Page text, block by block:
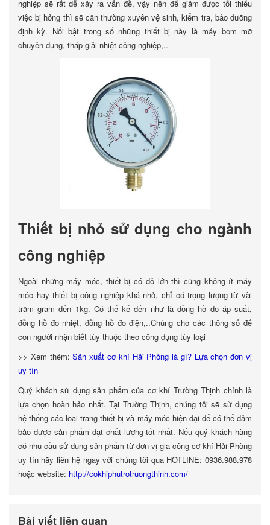
nghiệp sẽ rất dễ xảy ra vấn đề, vậy nên để giảm được tối thiểu
việc bị hỏng thì sẽ cần thường xuyên vệ sinh, kiểm tra, bảo dưỡng
định kỳ. Nổi bật trong số những thiết bị này là máy bơm mỡ
chuyên dụng, tháp giải nhiệt công nghiệp,..
Thiết bị nhỏ sử dụng cho ngành
công nghiệp
Ngoài những máy móc, thiết bị có độ lớn thì cũng không ít máy
móc hay thiết bị công nghiệp khá nhỏ, chỉ có trọng lượng từ vài
trăm gram đến 1kg. Có thể kể đến như là đồng hồ đo áp suất,
đồng hồ đo nhiệt, đồng hồ đo điện,..Chúng cho các thông số để
con người nhận biết tùy thuộc theo công dụng tùy loại
>> Xem thêm:Sản xuất cơ khí Hải Phòng là gì? Lựa chọn đơn vị
uy tín
Quý khách sử dụng sản phẩm của cơ khí Trường Thịnh chính là
lựa chọn hoàn hảo nhất. Tại Trường Thịnh, chúng tôi sẽ sử dụng
hệ thống các loại trang thiết bị và máy móc hiện đại để có thể đảm
bảo được sản phẩm đạt chất lượng tốt nhất. Nếu quý khách hàng
có nhu cầu sử dụng sản phẩm từ đơn vị gia công cơ khí Hải Phòng
uy tín hãy liên hệ ngay với chúng tôi qua HOTLINE: 0936.988.978
hoặc website: http://cokhiphutrotruongthinh.com/
Bài viết liên quan